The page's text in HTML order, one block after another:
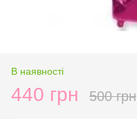
В наявності
440 грн 500 грн